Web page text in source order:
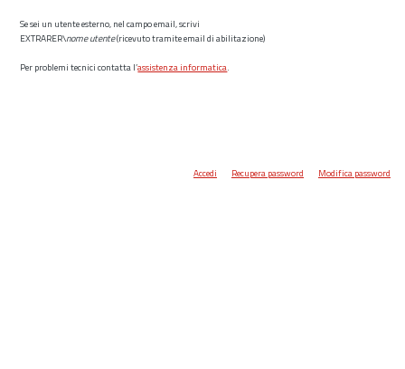
Se sei un utente esterno, nel campo email, scrivi
EXTRARER\nome utente(ricevuto tramite email di abilitazione)
Per problemi tecnici contatta l’assistenza informatica.
Accedi Recupera password Modifica password